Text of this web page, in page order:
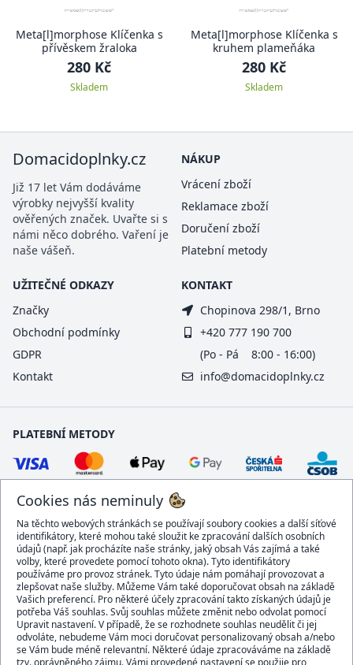
Meta[l]morphose Klíčenka s
přívěskem žraloka
280 Kč
Skladem
Meta[l]morphose Klíčenka s
kruhem plameňáka
280 Kč
Skladem
Cookies nás neminuly
Na těchto webových stránkách se používají soubory cookies a další síťové
identifikátory, které mohou také sloužit ke zpracování dalších osobních
údajů (např. jak procházíte naše stránky, jaký obsah Vás zajímá a také
volby, které provedete pomocí tohoto okna). Tyto identifikátory
používáme pro provoz stránek. Tyto údaje nám pomáhají provozovat a
zlepšovat naše služby. Můžeme Vám také doporučovat obsah na základě
Vašich preferencí. Pro některé účely zpracování takto získaných údajů je
potřeba Váš souhlas. Svůj souhlas můžete změnit nebo odvolat pomocí
Upravit nastavení. V případě, že se rozhodnete souhlas neudělit či jej
odvoláte, nebudeme Vám moci doručovat personalizovaný obsah a/nebo
se Vám bude méně relevantní. Některé údaje zpracováváme na základě
tzv. oprávněného zájmu. Vámi provedené nastavení se použije pro
Domacidoplnky.cz
Již 17 let Vám dodáváme
výrobky nejvyšší kvality
ověřených značek. Uvařte si s
námi něco dobrého. Vaření je
naše vášeň.
NÁKUP
Vrácení zboží
Reklamace zboží
Doručení zboží
Platební metody
UŽITEČNÉ ODKAZY
Značky
Obchodní podmínky
GDPR
Kontakt
KONTAKT
Chopinova 298/1, Brno
+420 777 190 700
(Po - Pá 8:00 - 16:00)
info@domacidoplnky.cz
PLATEBNÍ METODY
DOPRAVCI
BEZPEČNÝ OBCHOD